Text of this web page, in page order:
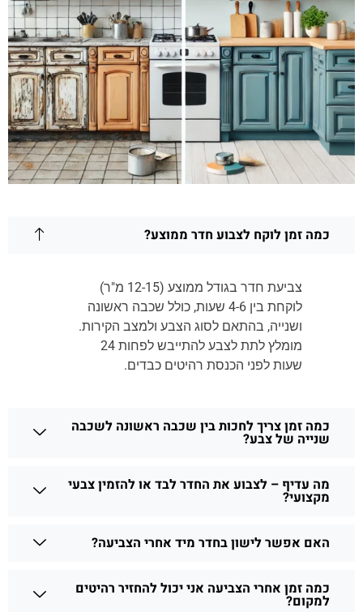
כמה זמן לוקח לצבוע חדר ממוצע?
צביעת חדר בגודל ממוצע (12-15 מ"ר)
לוקחת בין 4-6 שעות, כולל שכבה ראשונה
ושנייה, בהתאם לסוג הצבע ולמצב הקירות.
מומלץ לתת לצבע להתייבש לפחות 24
שעות לפני הכנסת רהיטים כבדים.
כמה זמן צריך לחכות בין שכבה ראשונה לשכבה
שנייה של צבע?
מה עדיף – לצבוע את החדר לבד או להזמין צבעי
מקצועי?
האם אפשר לישון בחדר מיד אחרי הצביעה?
כמה זמן אחרי הצביעה אני יכול להחזיר רהיטים
למקום?